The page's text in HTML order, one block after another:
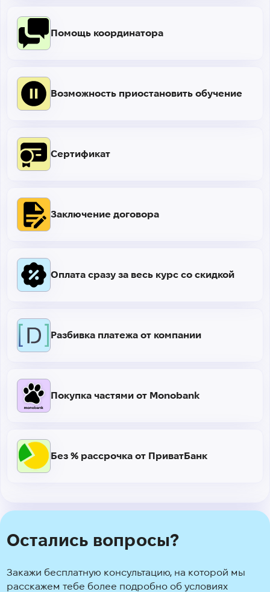
Сертификат
Разбивка платежа от компании
Помощь координатора
Заключение договора
Покупка частями от Monobank
Возможность приостановить обучение
Оплата сразу за весь курс со скидкой
Без % рассрочка от ПриватБанк
Остались вопросы?
Закажи бесплатную консультацию, на которой мы
расскажем тебе более подробно об условиях